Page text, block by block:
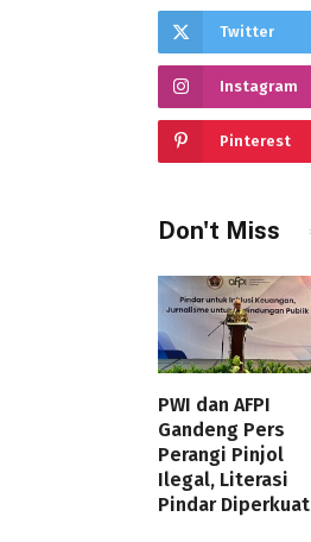
Twitter
Instagram
Pinterest
Don't Miss
PWI dan AFPI
Gandeng Pers
Perangi Pinjol
Ilegal, Literasi
Pindar Diperkuat